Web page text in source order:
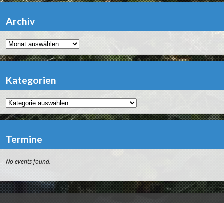
Archiv
Archiv
Kategorien
Kategorien
Termine
No events found.